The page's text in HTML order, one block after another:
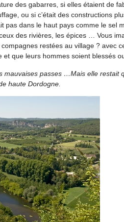
des gabarres, si elles étaient de
ou si c’était des constructions
pas dans le haut pays comme le sel
des rivières, les épices … Vous
restées au village ? avec
et que leurs hommes soient blessés
mauvaises passes …Mais elle restait
haute Dordogne.